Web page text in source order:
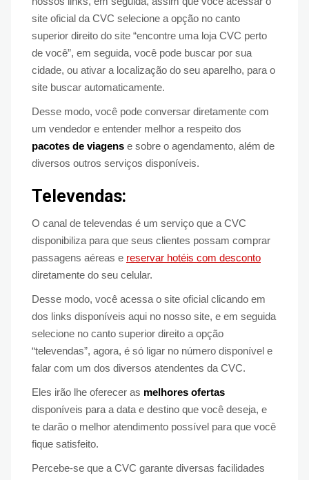
site oficial da CVC selecione a opção no canto
superior direito do site “encontre uma loja CVC perto
de você”, em seguida, você pode buscar por sua
cidade, ou ativar a localização do seu aparelho, para o
site buscar automaticamente.
Desse modo, você pode conversar diretamente com
um vendedor e entender melhor a respeito dos
pacotes de viagens e sobre o agendamento, além de
diversos outros serviços disponíveis.
Televendas:
O canal de televendas é um serviço que a CVC
disponibiliza para que seus clientes possam comprar
passagens aéreas e reservar hotéis com desconto
diretamente do seu celular.
Desse modo, você acessa o site oficial clicando em
dos links disponíveis aqui no nosso site, e em seguida
selecione no canto superior direito a opção
“televendas”, agora, é só ligar no número disponível e
falar com um dos diversos atendentes da CVC.
Eles irão lhe oferecer as melhores ofertas
disponíveis para a data e destino que você deseja, e
te darão o melhor atendimento possível para que você
fique satisfeito.
Percebe-se que a CVC garante diversas facilidades